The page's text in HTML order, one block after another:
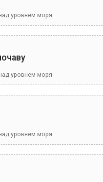
уровнем моря
уровнем моря
уровнем моря